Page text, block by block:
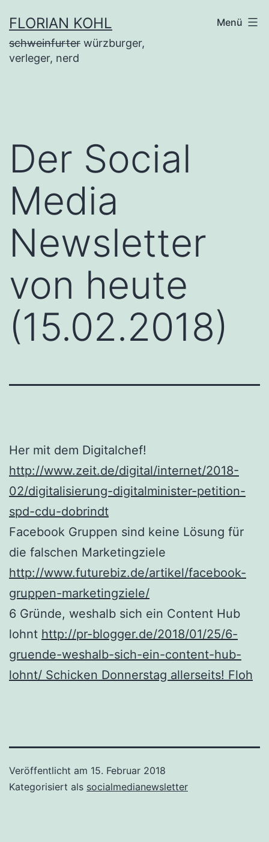
Inhalt
springen
FLORIAN KOHL
schweinfurter würzburger,
verleger, nerd
Menü
Der Social
Media
Newsletter
von heute
(15.02.2018)
Her mit dem Digitalchef!
http://www.zeit.de/digital/internet/2018-
02/digitalisierung-digitalminister-petition-
spd-cdu-dobrindt
Facebook Gruppen sind keine Lösung für
die falschen Marketingziele
http://www.futurebiz.de/artikel/facebook-
gruppen-marketingziele/
6 Gründe, weshalb sich ein Content Hub
lohnt http://pr-blogger.de/2018/01/25/6-
gruende-weshalb-sich-ein-content-hub-
lohnt/ Schicken Donnerstag allerseits! Floh
Veröffentlicht am 15. Februar 2018
Kategorisiert als socialmedianewsletter